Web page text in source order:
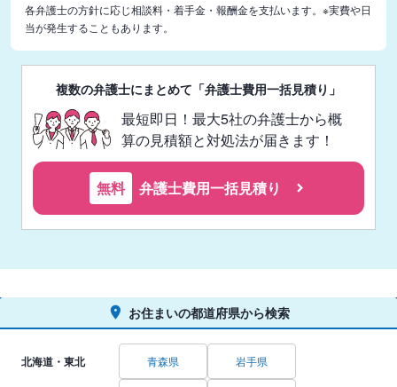
各弁護士の方針に応じ相談料・着手金・報酬金を支払います。※実費や日
当が発生することもあります。
複数の弁護士にまとめて「弁護士費用一括見積り」
最短即日！最大5社の弁護士から概
算の見積額と対処法が届きます！
無料 弁護士費用一括見積り
お住まいの都道府県から検索
北海道・東北 青森県 岩手県